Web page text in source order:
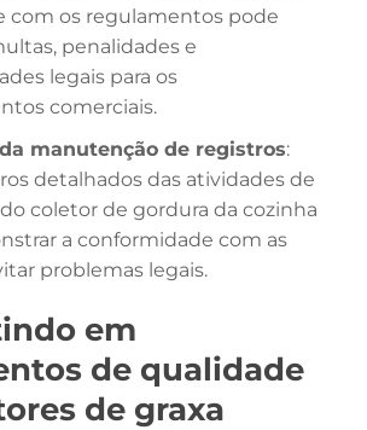
com os regulamentos pode
penalidades e
legais para os
comerciais.
manutenção de registros:
detalhados das atividades de
coletor de gordura da cozinha
a conformidade com as
problemas legais.
em
de qualidade
de graxa